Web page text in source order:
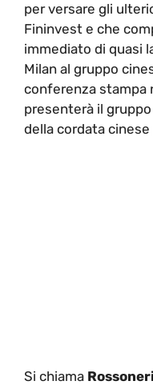
per versare gli
Fininvest e che
immediato di quasi
Milan al gruppo
conferenza stampa
presenterà il
della cordata
Si chiama